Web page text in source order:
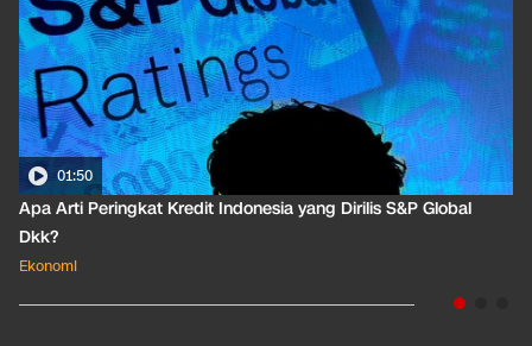
01:50
Apa Arti Peringkat Kredit Indonesia yang Dirilis S&P Global
Dkk?
Ekonomi